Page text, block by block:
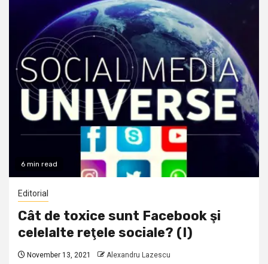
6 min read
Editorial
Cât de toxice sunt Facebook şi
celelalte reţele sociale? (I)
November 13, 2021 Alexandru Lazescu